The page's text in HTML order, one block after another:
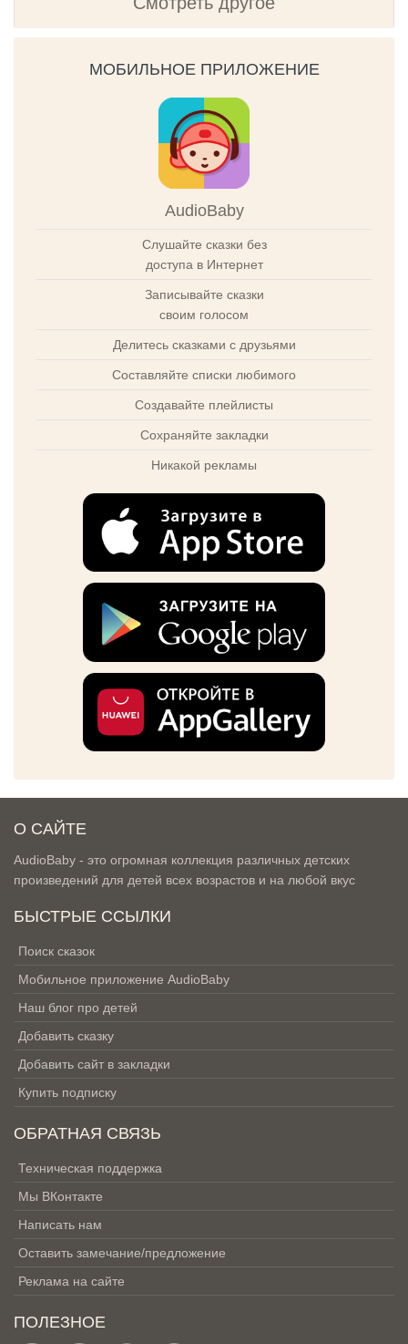
МОБИЛЬНОЕ ПРИЛОЖЕНИЕ
AudioBaby
Слушайте сказки без
доступа в Интернет
Записывайте сказки
своим голосом
Делитесь сказками с друзьями
Составляйте списки любимого
Создавайте плейлисты
Сохраняйте закладки
Никакой рекламы
О САЙТЕ
AudioBaby - это огромная коллекция различных детских
произведений для детей всех возрастов и на любой вкус
БЫСТРЫЕ ССЫЛКИ
Поиск сказок
Мобильное приложение AudioBaby
Наш блог про детей
Добавить сказку
Добавить сайт в закладки
Купить подписку
ОБРАТНАЯ СВЯЗЬ
Техническая поддержка
Мы ВКонтакте
Написать нам
Оставить замечание/предложение
Реклама на сайте
ПОЛЕЗНОЕ